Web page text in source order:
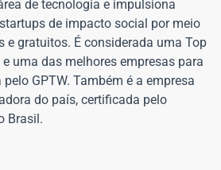
de tecnologia e impulsiona
de impacto social por meio
e gratuitos. É considerada uma Top
uma das melhores empresas para
GPTW. Também é a empresa
do país, certificada pelo
Brasil.